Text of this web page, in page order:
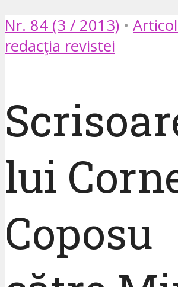
Nr. 84 (3 / 2013) •
redacţia revistei
lui
Coposu